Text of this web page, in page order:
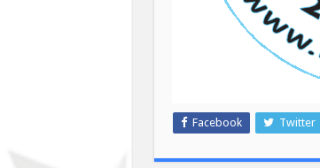
Facebook Twitter